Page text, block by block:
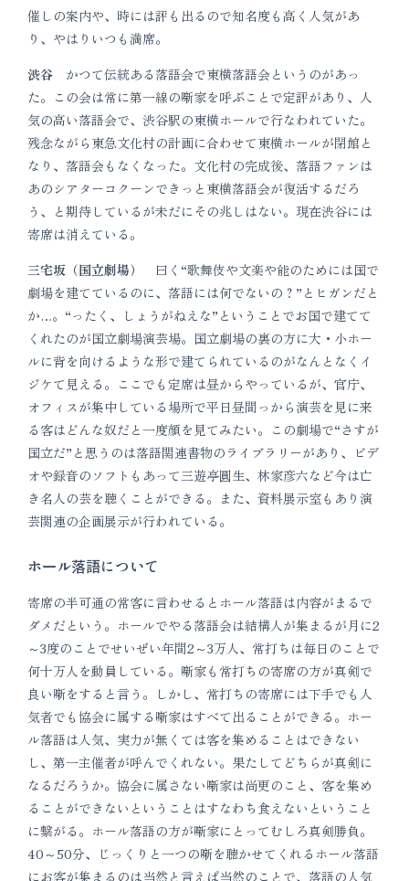
催しの案内や、時には評も出るので知名度も高く人気があ
り、やはりいつも満席。
渋谷 かつて伝統ある落語会で東横落語会というのがあっ
た。この会は常に第一線の噺家を呼ぶことで定評があり、人
気の高い落語会で、渋谷駅の東横ホールで行なわれていた。
残念ながら東急文化村の計画に合わせて東横ホールが閉館と
なり、落語会もなくなった。文化村の完成後、落語ファンは
あのシアターコクーンできっと東横落語会が復活するだろ
う、と期待しているが未だにその兆しはない。現在渋谷には
寄席は消えている。
三宅坂（国立劇場） 曰く“歌舞伎や文楽や能のためには国で
劇場を建てているのに、落語には何でないの？”とヒガンだと
か…。“ったく、しょうがねえな”ということでお国で建てて
くれたのが国立劇場演芸場。国立劇場の裏の方に大・小ホー
ルに背を向けるような形で建てられているのがなんとなくイ
ジケて見える。ここでも定席は昼からやっているが、官庁、
オフィスが集中している場所で平日昼間っから演芸を見に来
る客はどんな奴だと一度顔を見てみたい。この劇場で“さすが
国立だ”と思うのは落語関連書物のライブラリーがあり、ビデ
オや録音のソフトもあって三遊亭圓生、林家彦六など今は亡
き名人の芸を聴くことができる。また、資料展示室もあり演
芸関連の企画展示が行われている。
ホール落語について
寄席の半可通の常客に言わせるとホール落語は内容がまるで
ダメだという。ホールでやる落語会は結構人が集まるが月に2
～3度のことでせいぜい年間2～3万人、常打ちは毎日のことで
何十万人を動員している。噺家も常打ちの寄席の方が真剣で
良い噺をすると言う。しかし、常打ちの寄席には下手でも人
気者でも協会に属する噺家はすべて出ることができる。ホー
ル落語は人気、実力が無くては客を集めることはできない
し、第一主催者が呼んでくれない。果たしてどちらが真剣に
なるだろうか。協会に属さない噺家は尚更のこと、客を集め
ることができないということはすなわち食えないということ
に繋がる。ホール落語の方が噺家にとってむしろ真剣勝負。
40～50分、じっくりと一つの噺を聴かせてくれるホール落語
にお客が集まるのは当然と言えば当然のことで、落語の人気